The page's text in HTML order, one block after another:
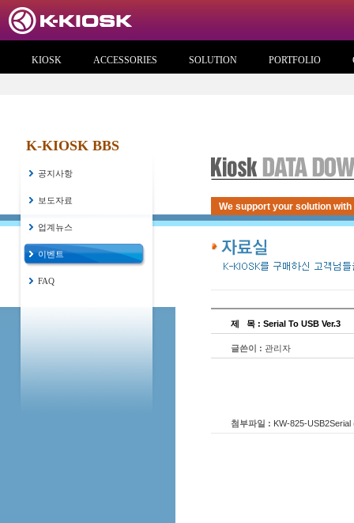
KIOSK ACCESSORIES SOLUTION PORTFOLIO
K-KIOSK BBS
공지사항
보도자료
업계뉴스
이벤트
FAQ
We support your solution
제 목 : Serial To USB Ver.3
글쓴이 : 관리자
첨부파일 : KW-825-USB2Serial